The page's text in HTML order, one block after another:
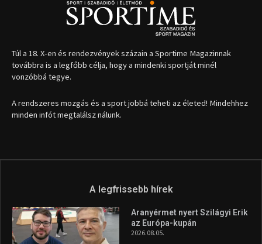
Túl a 18. X-en és rendezvények százain a Sportime Magazinnak
továbbra is a legfőbb célja, hogy a mindenki sportját minél
vonzóbbá tegye.
A rendszeres mozgás és a sport jobbá teheti az életed! Mindehhez
minden infót megtalálsz nálunk.
A legfrissebb hírek
Aranyérmet nyert Szilágyi Erik
az Európa-kupán
2026.08.05.